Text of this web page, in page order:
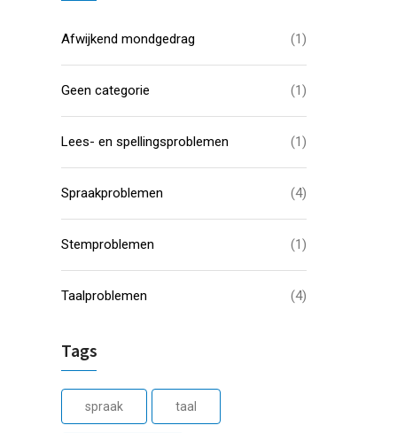
Afwijkend mondgedrag (1)
Geen categorie (1)
Lees- en spellingsproblemen (1)
Spraakproblemen (4)
Stemproblemen (1)
Taalproblemen (4)
Tags
spraak taal